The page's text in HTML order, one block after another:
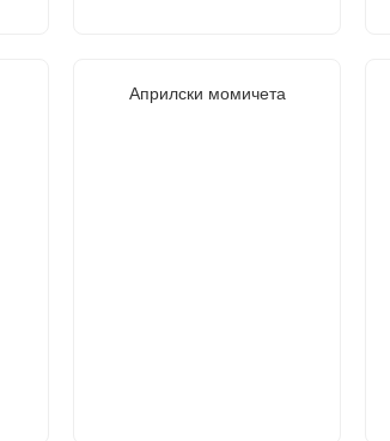
Априлски момичета